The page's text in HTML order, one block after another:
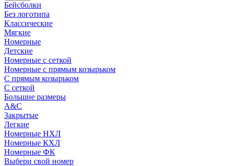
Бейсболки
Без логотипа
Классические
Мягкие
Номерные
Детские
Номерные с сеткой
Номерные с прямым козырьком
С прямым козырьком
С сеткой
Большие размеры
A&C
Закрытые
Легкие
Номерные НХЛ
Номерные КХЛ
Номерные ФК
Выбери свой номер